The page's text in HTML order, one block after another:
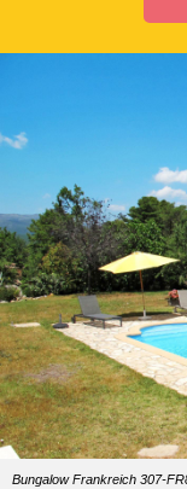
Bungalow Frankreich 307-